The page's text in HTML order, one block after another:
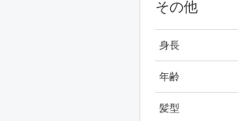
シューズ
その他
身長
年齢
髪型